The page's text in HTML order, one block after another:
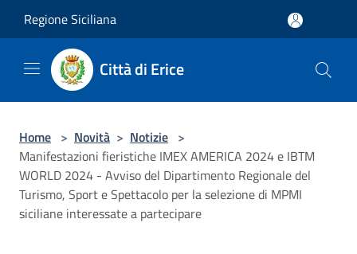
Regione Siciliana
Città di Erice
Home > Novità > Notizie >
Manifestazioni fieristiche IMEX AMERICA 2024 e IBTM
WORLD 2024 - Avviso del Dipartimento Regionale del
Turismo, Sport e Spettacolo per la selezione di MPMI
siciliane interessate a partecipare